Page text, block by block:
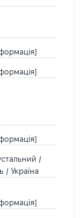
/
/ Україна